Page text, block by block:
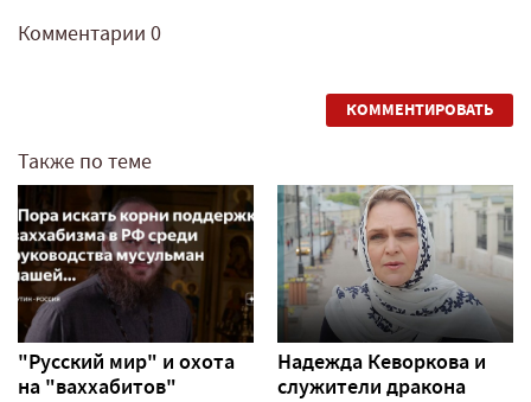
Комментарии 0
КОММЕНТИРОВАТЬ
Также по теме
"Русский мир" и охота
на "ваххабитов"
Надежда Кеворкова и
служители дракона